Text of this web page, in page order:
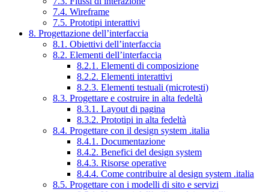
7.4. Wireframe
7.5. Prototipi interattivi
8. Progettazione dell’interfaccia
8.1. Obiettivi dell’interfaccia
8.2. Elementi dell’interfaccia
8.2.1. Elementi di composizione
8.2.2. Elementi interattivi
8.2.3. Elementi testuali (microtesti)
8.3. Progettare e costruire in alta fedeltà
8.3.1. Layout di pagina
8.3.2. Prototipi in alta fedeltà
8.4. Progettare con il design system .italia
8.4.1. Documentazione
8.4.2. Benefici del design system
8.4.3. Risorse operative
8.4.4. Come contribuire al design system .italia
8.5. Progettare con i modelli di sito e servizi